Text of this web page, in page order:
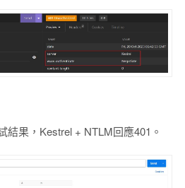
結果，Kestrel + NTLM回應401。